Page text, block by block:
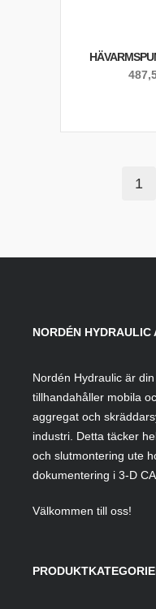
1
NORDÉN HYDRAULIC
Nordén Hydraulic är
tillhandahåller mobila
aggregat och
industri. Detta täcker
och slutmontering ute
dokumentering i 3-D
Välkommen till oss!